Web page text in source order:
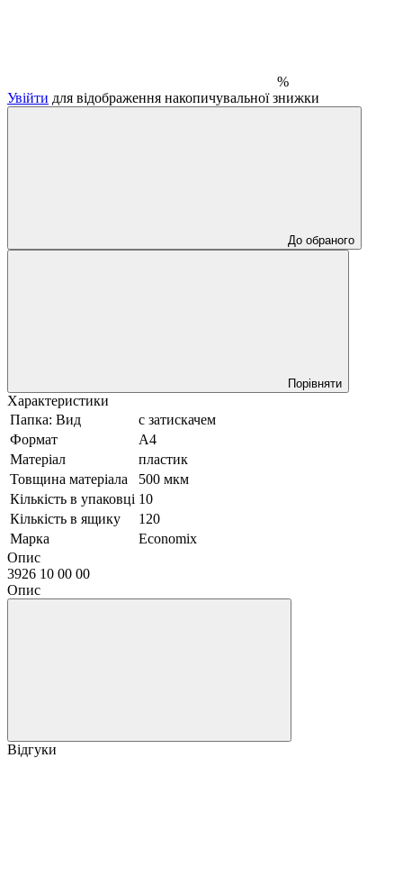
%
Увійти для відображення накопичувальної знижки
До обраного
Порівняти
Характеристики
Папка: Вид
с затискачем
Формат
А4
Матеріал
пластик
Товщина матеріала
500 мкм
Кількість в упаковці 10
Кількість в ящику
120
Марка
Economix
Опис
3926 10 00 00
Опис
Відгуки